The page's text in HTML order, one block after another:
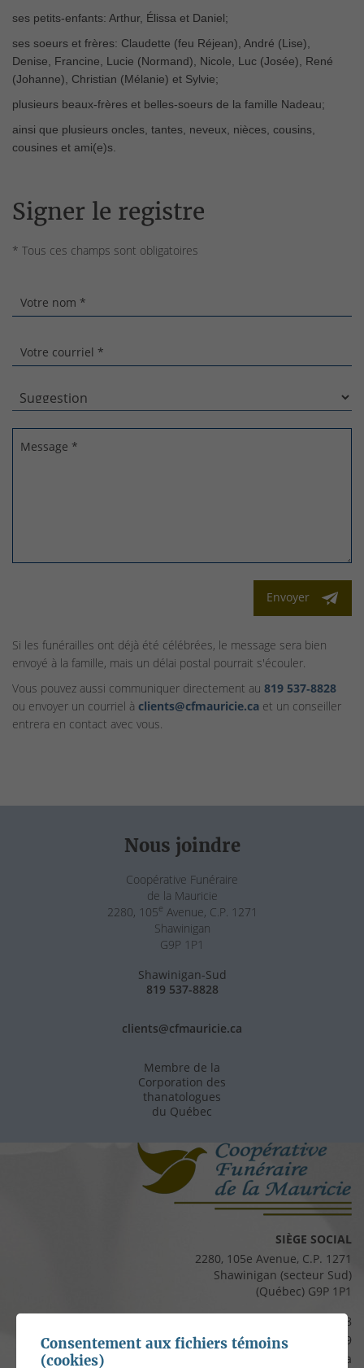
ses petits-enfants: Arthur, Élissa et Daniel;
ses soeurs et frères: Claudette (feu Réjean), André (Lise),
Denise, Francine, Lucie (Normand), Nicole, Luc (Josée), René
(Johanne), Christian (Mélanie) et Sylvie;
plusieurs beaux-frères et belles-soeurs de la famille Nadeau;
ainsi que plusieurs oncles, tantes, neveux, nièces, cousins,
cousines et ami(e)s.
Signer le registre
* Tous ces champs sont obligatoires
Votre nom *
Votre courriel *
Message *
Envoyer
Si les funérailles ont déjà été célébrées, le message sera bien
envoyé à la famille, mais un délai postal pourrait s'écouler.
Vous pouvez aussi communiquer directement au 819 537‑8828
ou envoyer un courriel à clients@cfmauricie.ca et un conseiller
entrera en contact avec vous.
Nous joindre
Coopérative Funéraire
de la Mauricie
2280, 105e Avenue, C.P. 1271
Shawinigan
G9P 1P1
Shawinigan-Sud
819 537-8828
clients@cfmauricie.ca
Membre de la
Corporation des
thanatologues
du Québec
SIÈGE SOCIAL
2280, 105e Avenue, C.P. 1271
Shawinigan (secteur Sud)
(Québec) G9P 1P1
819 537-8828
Télécopieur :819 537-8829
clients@cfmauricie.ca
Consentement aux fichiers témoins
(cookies)